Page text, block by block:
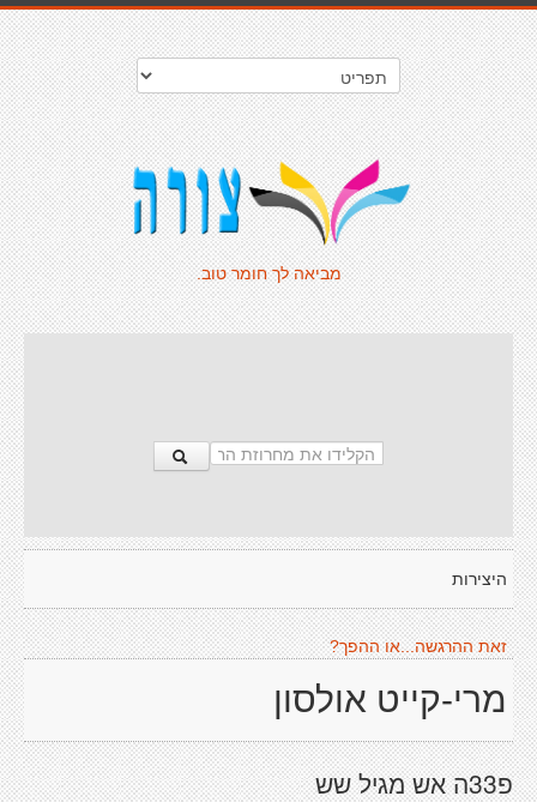
מביאה לך חומר טוב.
היצירות
זאת ההרגשה...או ההפך?
מרי-קייט אולסון
פ33ה אש מגיל שש